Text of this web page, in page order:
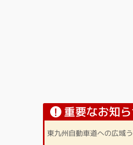
! 重要なお知
東九州自動車道への広域